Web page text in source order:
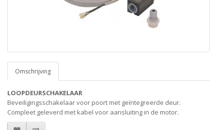
Omschrijving
LOOPDEURSCHAKELAAR
Beveiligingsschakelaar voor poort met geïntegreerde deur.
Compleet geleverd met kabel voor aansluiting in de motor.